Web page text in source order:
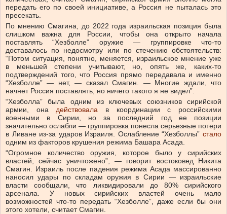
передать его по своей инициативе, а Россия не пыталась это
пресекать.
По мнению Смагина, до 2022 года израильская позиция была
слишком важна для России, чтобы она открыто начала
поставлять “Хезболле” оружие — группировке что-то
доставалось по недосмотру или по стечению обстоятельств:
“Потом ситуация, понятно, меняется, израильское мнение уже
в меньшей степени учитывают, но, опять же, каких-то
подтверждений того, что Россия прямо передавала и именно
“Хезболле” — нет, — сказал Смагин. — Многие ждали, что
начнет Россия поставлять, но ничего такого я не видел”.
“Хезболла” была одним из ключевых союзников сирийской
армии, она действовала в координации с российскими
военными в Сирии, но за последний год ее позиции
значительно ослабли — группировка понесла серьезные потери
в Ливане из-за ударов Израиля. Ослабление “Хезболлы” стало
одним из факторов крушения режима Башара Асада.
“Огромное количество оружия, которое было у сирийских
властей, сейчас уничтожено”, — говорит востоковед Никита
Смагин. Израиль после падения режима Асада массированно
наносил удары по складам оружия в Сирии — израильские
власти сообщали, что ликвидировали до 80% сирийского
арсенала. У новых сирийских властей очень мало
возможностей что-то передать “Хезболле”, даже если бы они
этого хотели, считает Смагин.